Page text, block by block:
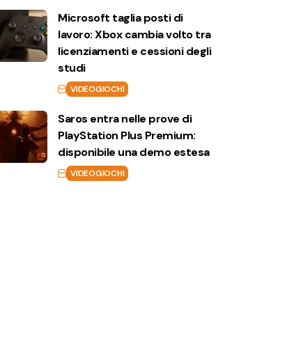
Microsoft taglia posti di
lavoro: Xbox cambia volto tra
licenziamenti e cessioni degli
studi
VIDEOGIOCHI
Saros entra nelle prove di
PlayStation Plus Premium:
disponibile una demo estesa
VIDEOGIOCHI